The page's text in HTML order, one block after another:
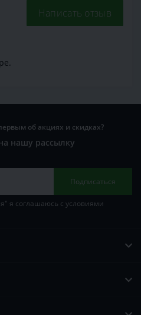
Написать отзыв
об акциях и скидках?
нашу рассылку
Подписаться
я соглашаюсь с условиями